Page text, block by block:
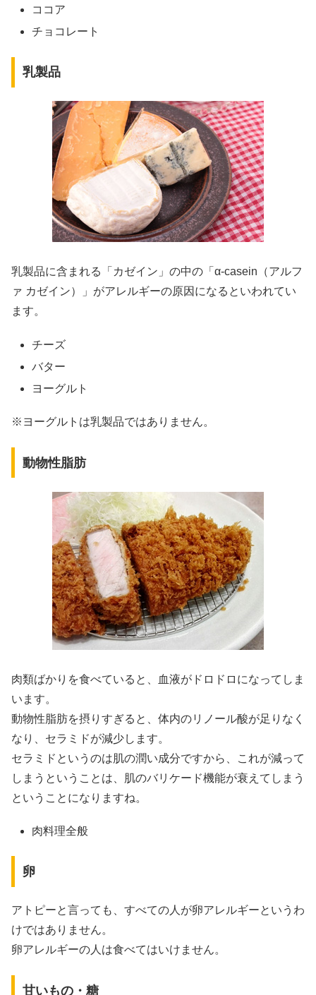
ココア
チョコレート
乳製品
乳製品に含まれる「カゼイン」の中の「α-casein（アルフ
ァ カゼイン）」がアレルギーの原因になるといわれてい
ます。
チーズ
バター
ヨーグルト
※ヨーグルトは乳製品ではありません。
動物性脂肪
肉類ばかりを食べていると、血液がドロドロになってしま
います。
動物性脂肪を摂りすぎると、体内のリノール酸が足りなく
なり、セラミドが減少します。
セラミドというのは肌の潤い成分ですから、これが減って
しまうということは、肌のバリケード機能が衰えてしまう
ということになりますね。
肉料理全般
卵
アトピーと言っても、すべての人が卵アレルギーというわ
けではありません。
卵アレルギーの人は食べてはいけません。
甘いもの・糖